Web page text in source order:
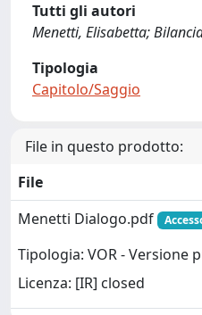
Tutti gli autori
Menetti, Elisabetta;
Tipologia
Capitolo/Saggio
File in questo prodotto:
File
Menetti Dialogo.pdf
Tipologia: VOR - Versione
Licenza: [IR] closed